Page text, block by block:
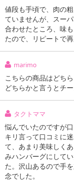
※こちらの商品は、沖
来ない地域の方は、
ませ。
【鉄板直火ハンバーグ
直火鉄板焼きの冷め
【とろとろチーズハ
直火鉄板焼きの冷め
ズを包みました。
値段も手頃で、肉の
ていませんが、スー
合わせたところ、味
たので、リピートで再
marimo
こちらの商品はどち
どちらかと言うとチ
タクトママ
悩んでいたのですが
キリ言って口コミに
て、あまり美味しく
みハンバーグにして
た。沢山あるので手
念でした。